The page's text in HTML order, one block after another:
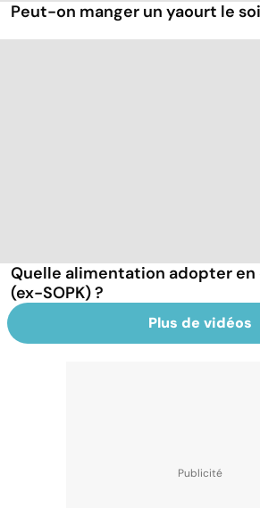
Peut-on manger un yaourt le
Quelle alimentation adopter en
(ex-SOPK) ?
Plus de vidéos